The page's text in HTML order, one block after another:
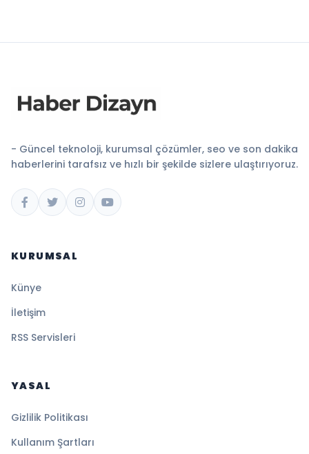
- Güncel teknoloji, kurumsal çözümler, seo ve son dakika
haberlerini tarafsız ve hızlı bir şekilde sizlere ulaştırıyoruz.
KURUMSAL
Künye
İletişim
RSS Servisleri
YASAL
Gizlilik Politikası
Kullanım Şartları